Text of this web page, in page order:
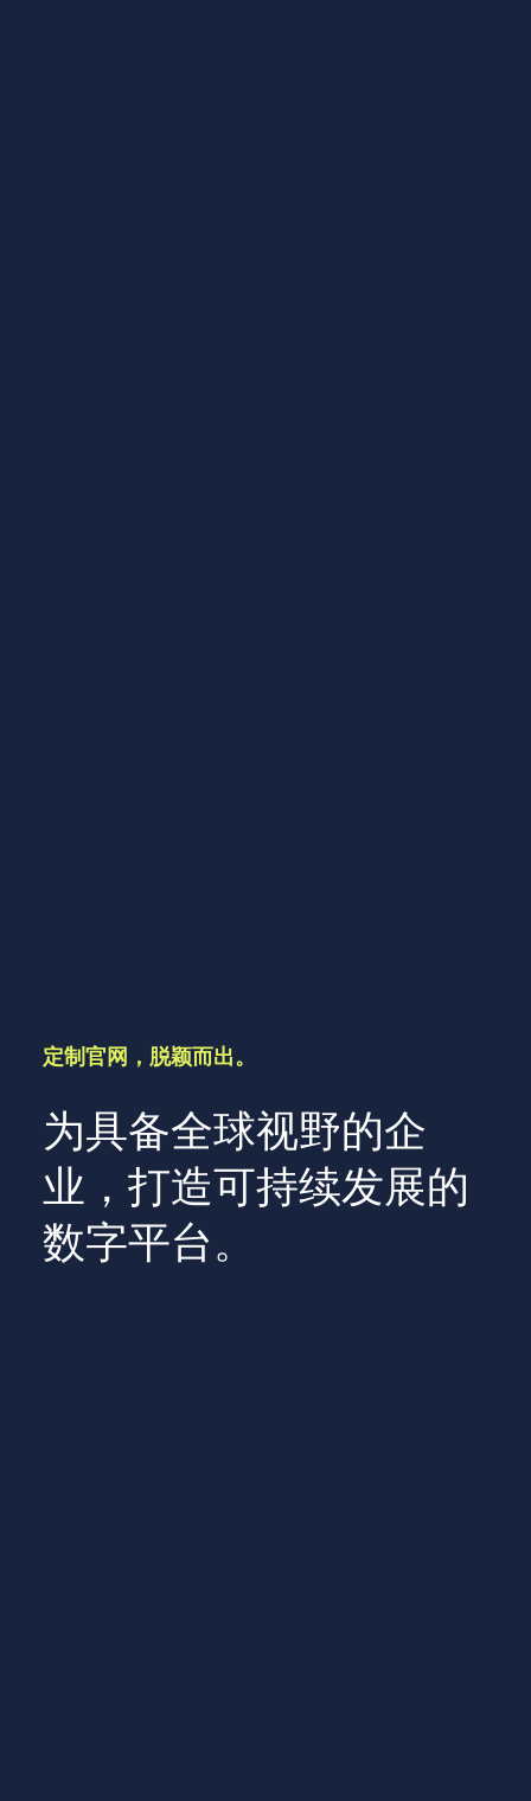
定制官网，脱颖而出。
为具备全球视野的企
业，打造可持续发展的
数字平台。